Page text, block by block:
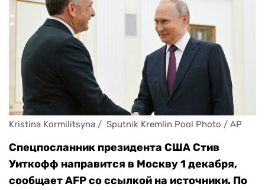
Kristina Kormilitsyna /  Sputnik Kremlin Pool Photo / AP
Спецпосланник президента США Стив
Уиткофф направится в Москву 1 декабря,
сообщает AFP со ссылкой на источники. По